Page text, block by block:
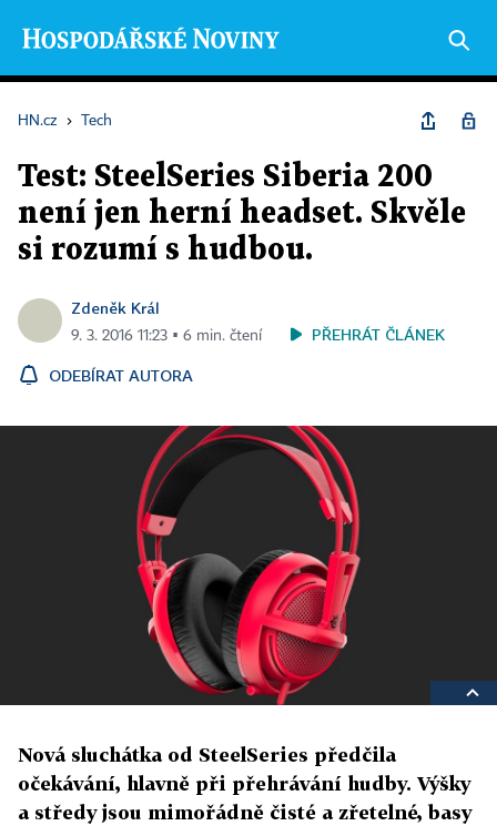
HN.cz › Tech
Test: SteelSeries Siberia 200
není jen herní headset. Skvěle
si rozumí s hudbou.
Zdeněk Král
9. 3. 2016 11:23 ▪ 6 min. čtení PŘEHRÁT ČLÁNEK
ODEBÍRAT AUTORA
Nová sluchátka od SteelSeries předčila
očekávání, hlavně při přehrávání hudby. Výšky
a středy jsou mimořádně čisté a zřetelné, basy